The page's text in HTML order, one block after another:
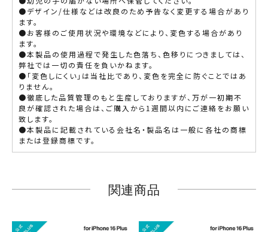
●デザイン/仕様などは改良のため予告なく変更する場合があり
ます。
●お客様のご使用状況や環境などにより、変色する場合があり
ます。
●本製品の使用過程で発生した色落ち、色移りにつきましては、
弊社では一切の責任を負いかねます。
●「変色しにくい」は当社比であり、変色を完全に防ぐことではあ
りません。
●徹底した品質管理のもと生産しておりますが、万が一初期不
良が確認された場合は、ご購入から1週間以内にご連絡をお願い
致します。
●本製品に記載されている会社名・製品名は一般に各社の商標
または登録商標です。
関連商品